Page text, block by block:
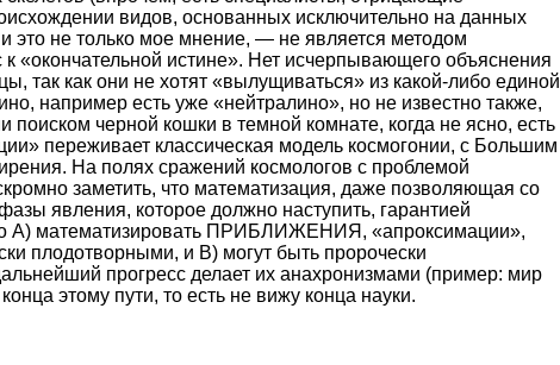
видов, основанных исключительно на данных
это не только мое мнение, — не является методом
«окончательной истине». Нет исчерпывающего объяснения
так как они не хотят «вылущиваться» из какой-либо единой
например есть уже «нейтралино», но не известно также,
поиском черной кошки в темной комнате, когда не ясно, есть
переживает классическая модель космогонии, с Большим
На полях сражений космологов с проблемой
заметить, что математизация, даже позволяющая со
явления, которое должно наступить, гарантией
A) математизировать ПРИБЛИЖЕНИЯ, «апроксимации»,
плодотворными, и B) могут быть пророчески
прогресс делает их анахронизмами (пример: мир
этому пути, то есть не вижу конца науки.